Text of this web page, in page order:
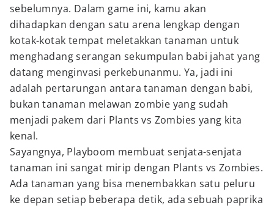
sebelumnya. Dalam game ini, kamu akan
dihadapkan dengan satu arena lengkap dengan
kotak-kotak tempat meletakkan tanaman untuk
menghadang serangan sekumpulan babi jahat yang
datang menginvasi perkebunanmu. Ya, jadi ini
adalah pertarungan antara tanaman dengan babi,
bukan tanaman melawan zombie yang sudah
menjadi pakem dari Plants vs Zombies yang kita
kenal.
Sayangnya, Playboom membuat senjata-senjata
tanaman ini sangat mirip dengan Plants vs Zombies.
Ada tanaman yang bisa menembakkan satu peluru
ke depan setiap beberapa detik, ada sebuah paprika